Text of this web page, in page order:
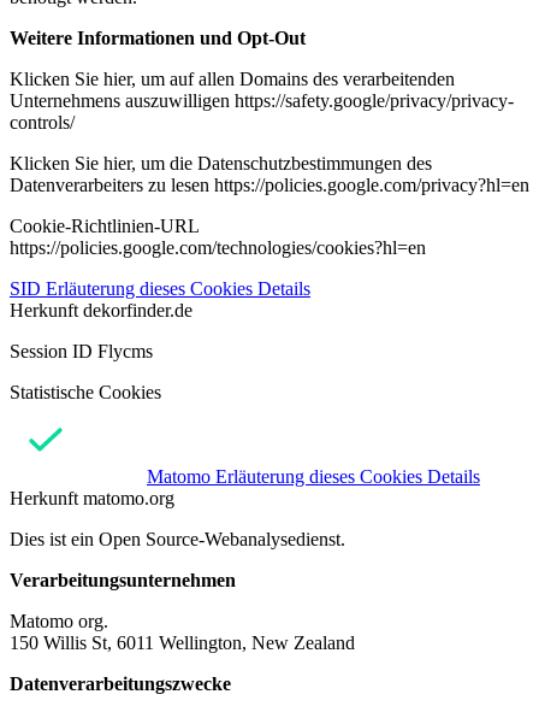
Weitere Informationen und Opt-Out
Klicken Sie hier, um auf allen Domains des verarbeitenden
Unternehmens auszuwilligen https://safety.google/privacy/privacy-
controls/
Klicken Sie hier, um die Datenschutzbestimmungen des
Datenverarbeiters zu lesen https://policies.google.com/privacy?hl=en
Cookie-Richtlinien-URL
https://policies.google.com/technologies/cookies?hl=en
SID Erläuterung dieses Cookies Details
Herkunft dekorfinder.de
Session ID Flycms
Statistische Cookies
Matomo Erläuterung dieses Cookies Details
Herkunft matomo.org
Dies ist ein Open Source-Webanalysedienst.
Verarbeitungsunternehmen
Matomo org.
150 Willis St, 6011 Wellington, New Zealand
Datenverarbeitungszwecke